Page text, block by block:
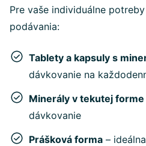
Pre vaše individuálne
podávania:
Tablety a kapsuly s
dávkovanie na
Minerály v tekutej forme
dávkovanie
Prášková forma –